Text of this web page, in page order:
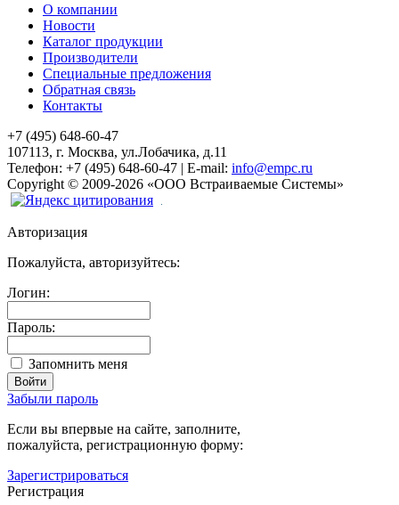
О компании
Новости
Каталог продукции
Производители
Специальные предложения
Обратная связь
Контакты
+7 (495) 648-60-47
107113, г. Москва, ул.Лобачика, д.11
Телефон: +7 (495) 648-60-47 | E-mail: info@empc.ru
Copyright © 2009-2026 «ООО Встраиваемые Системы»
Авторизация
Пожалуйста, авторизуйтесь:
Логин:
Пароль:
Запомнить меня
Забыли пароль
Если вы впервые на сайте, заполните,
пожалуйста, регистрационную форму:
Зарегистрироваться
Регистрация